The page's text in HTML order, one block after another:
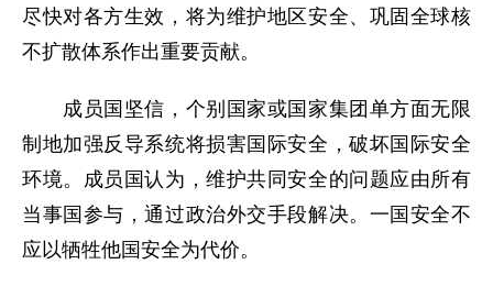
尽快对各方生效，将为维护地区安全、巩固全球核
不扩散体系作出重要贡献。
成员国坚信，个别国家或国家集团单方面无限
制地加强反导系统将损害国际安全，破坏国际安全
环境。成员国认为，维护共同安全的问题应由所有
当事国参与，通过政治外交手段解决。一国安全不
应以牺牲他国安全为代价。